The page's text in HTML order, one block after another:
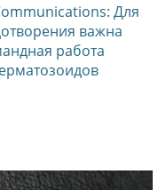
Для
важна
работа